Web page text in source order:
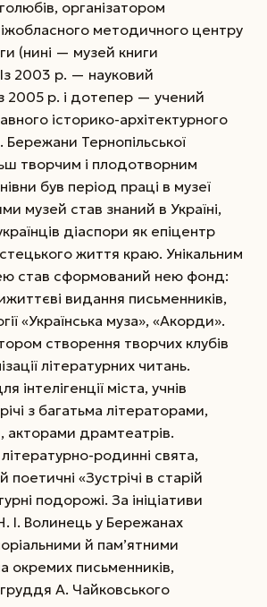
організатором
методичного центру
(нині — музей книги
2003 р. — науковий
з 2005 р. і дотепер — учений
історико-архітектурного
Бережани Тернопільської
творчим і плодотворним
був період праці в музеї
музей став знаний в Україні,
діаспори як епіцентр
життя краю. Унікальним
став сформований нею фонд:
видання письменників,
«Українська муза», «Акор­ди».
створення творчих клубів
літературних читань.
інтелігенції міста, учнів
з багатьма літераторами,
акторами драмтеатрів.
родинні свята,
поетичні «Зустрічі в ста­рій
подорожі. За ініціативи
І. Волинець у Бережанах
й пам’ятними
окремих письменників,
А. Чайковського